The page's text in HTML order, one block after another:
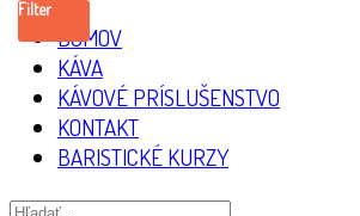
DOMOV
KÁVA
KÁVOVÉ PRÍSLUŠENSTVO
KONTAKT
BARISTICKÉ KURZY
Filter